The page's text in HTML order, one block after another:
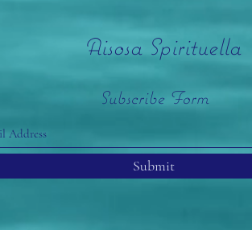
Aisosa Spirituella
Subscribe Form
Submit